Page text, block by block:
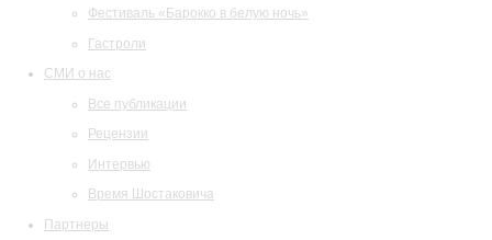
Фестиваль «Барокко в белую ночь»
Гастроли
СМИ о нас
Все публикации
Рецензии
Интервью
Время Шостаковича
Партнеры